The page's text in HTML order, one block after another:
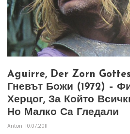
Aguirre, Der Zorn
Гневът Божи (1972) –
Херцог, За Който
Но Малко Са Гледали
Anton 10.07.2011